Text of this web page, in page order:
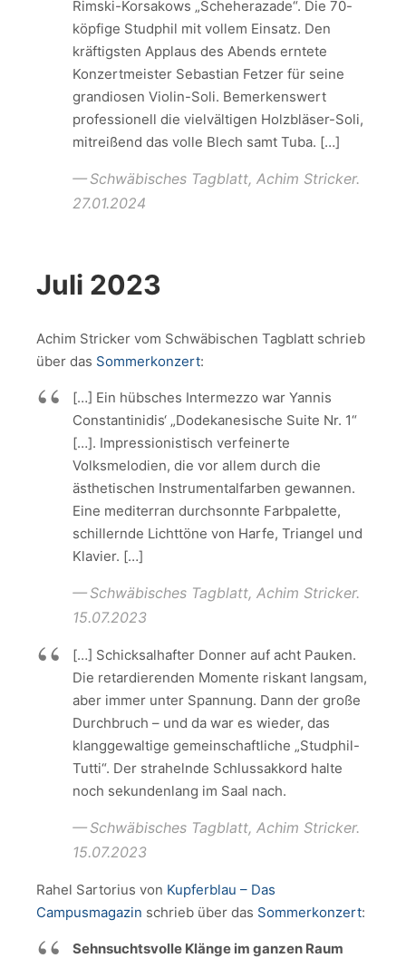
Rimski-Korsakows „Scheherazade“. Die 70-
köpfige Studphil mit vollem Einsatz. Den
kräftigsten Applaus des Abends erntete
Konzertmeister Sebastian Fetzer für seine
grandiosen Violin-Soli. Bemerkenswert
professionell die vielvältigen Holzbläser-Soli,
mitreißend das volle Blech samt Tuba. […]
Schwäbisches Tagblatt, Achim Stricker.
27.01.2024
Juli 2023
Achim Stricker vom Schwäbischen Tagblatt schrieb
über das Sommerkonzert:
[…] Ein hübsches Intermezzo war Yannis
Constantinidis‘ „Dodekanesische Suite Nr. 1“
[…]. Impressionistisch verfeinerte
Volksmelodien, die vor allem durch die
ästhetischen Instrumentalfarben gewannen.
Eine mediterran durchsonnte Farbpalette,
schillernde Lichttöne von Harfe, Triangel und
Klavier. […]
Schwäbisches Tagblatt, Achim Stricker.
15.07.2023
[…] Schicksalhafter Donner auf acht Pauken.
Die retardierenden Momente riskant langsam,
aber immer unter Spannung. Dann der große
Durchbruch – und da war es wieder, das
klanggewaltige gemeinschaftliche „Studphil-
Tutti“. Der strahelnde Schlussakkord halte
noch sekundenlang im Saal nach.
Schwäbisches Tagblatt, Achim Stricker.
15.07.2023
Rahel Sartorius von Kupferblau – Das
Campusmagazin schrieb über das Sommerkonzert:
Sehnsuchtsvolle Klänge im ganzen Raum